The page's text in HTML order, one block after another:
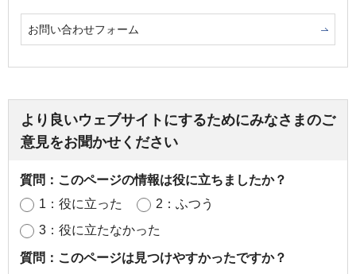
お問い合わせフォーム
より良いウェブサイトにするためにみなさまのご
意見をお聞かせください
質問：このページの情報は役に立ちましたか？
1：役に立った
2：ふつう
3：役に立たなかった
質問：このページは見つけやすかったですか？